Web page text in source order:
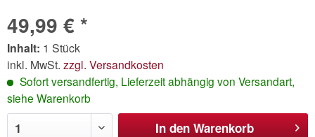
49,99 € *
Inhalt: 1 Stück
inkl. MwSt. zzgl. Versandkosten
Sofort versandfertig, Lieferzeit abhängig von Versandart,
siehe Warenkorb
In den Warenkorb